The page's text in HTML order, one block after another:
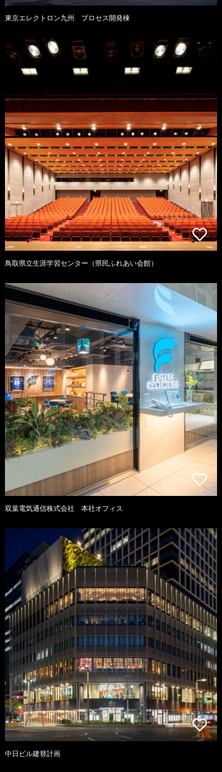
東京エレクトロン九州 プロセス開発棟
鳥取県立生涯学習センター（県民ふれあい会館）
双葉電気通信株式会社 本社オフィス
中日ビル建替計画